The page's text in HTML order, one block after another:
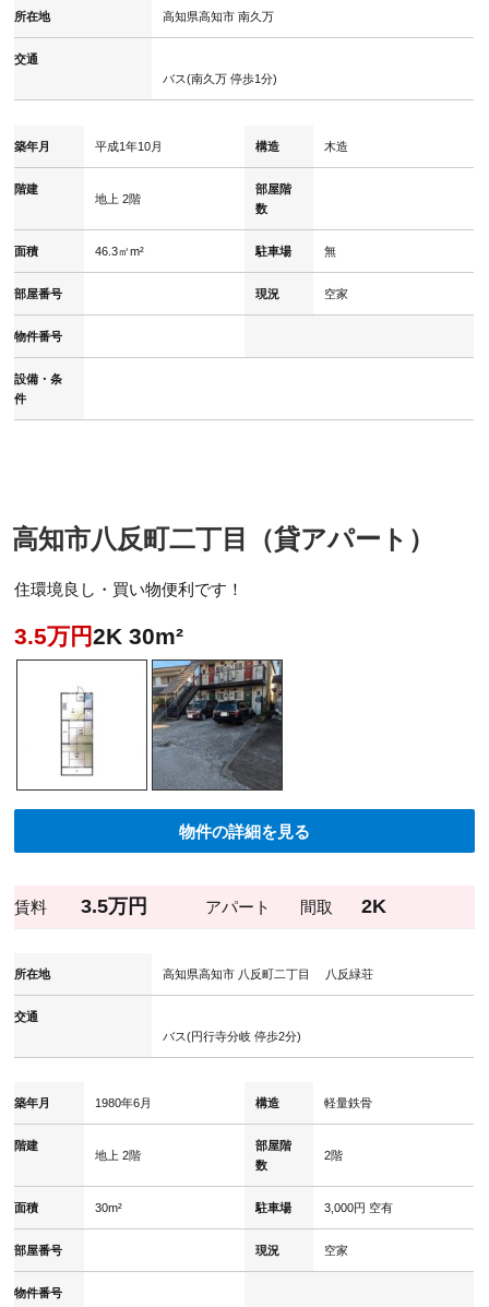
所在地 高知県高知市 南久万
交通
バス(南久万 停歩1分)
築年月 平成1年10月 構造 木造
階建
地上 2階
部屋階
数
面積 46.3㎡m² 駐車場 無
部屋番号 現況 空家
物件番号
設備・条
件
高知市八反町二丁目（貸アパート）
住環境良し・買い物便利です！
3.5万円2K 30m²
物件の詳細を見る
賃料 3.5万円 アパート 間取 2K
所在地 高知県高知市 八反町二丁目 八反緑荘
交通
バス(円行寺分岐 停歩2分)
築年月 1980年6月 構造 軽量鉄骨
階建
地上 2階
部屋階
数
2階
面積 30m² 駐車場 3,000円 空有
部屋番号 現況 空家
物件番号